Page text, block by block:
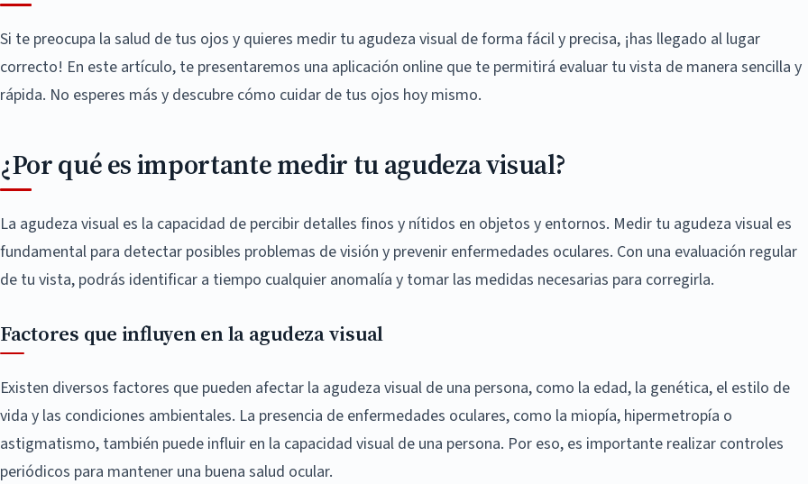
Si te preocupa la salud de tus ojos y quieres medir tu agudeza visual de forma fácil y precisa, ¡has llegado al lugar
correcto! En este artículo, te presentaremos una aplicación online que te permitirá evaluar tu vista de manera sencilla y
rápida. No esperes más y descubre cómo cuidar de tus ojos hoy mismo.
¿Por qué es importante medir tu agudeza visual?
La agudeza visual es la capacidad de percibir detalles finos y nítidos en objetos y entornos. Medir tu agudeza visual es
fundamental para detectar posibles problemas de visión y prevenir enfermedades oculares. Con una evaluación regular
de tu vista, podrás identificar a tiempo cualquier anomalía y tomar las medidas necesarias para corregirla.
Factores que influyen en la agudeza visual
Existen diversos factores que pueden afectar la agudeza visual de una persona, como la edad, la genética, el estilo de
vida y las condiciones ambientales. La presencia de enfermedades oculares, como la miopía, hipermetropía o
astigmatismo, también puede influir en la capacidad visual de una persona. Por eso, es importante realizar controles
periódicos para mantener una buena salud ocular.